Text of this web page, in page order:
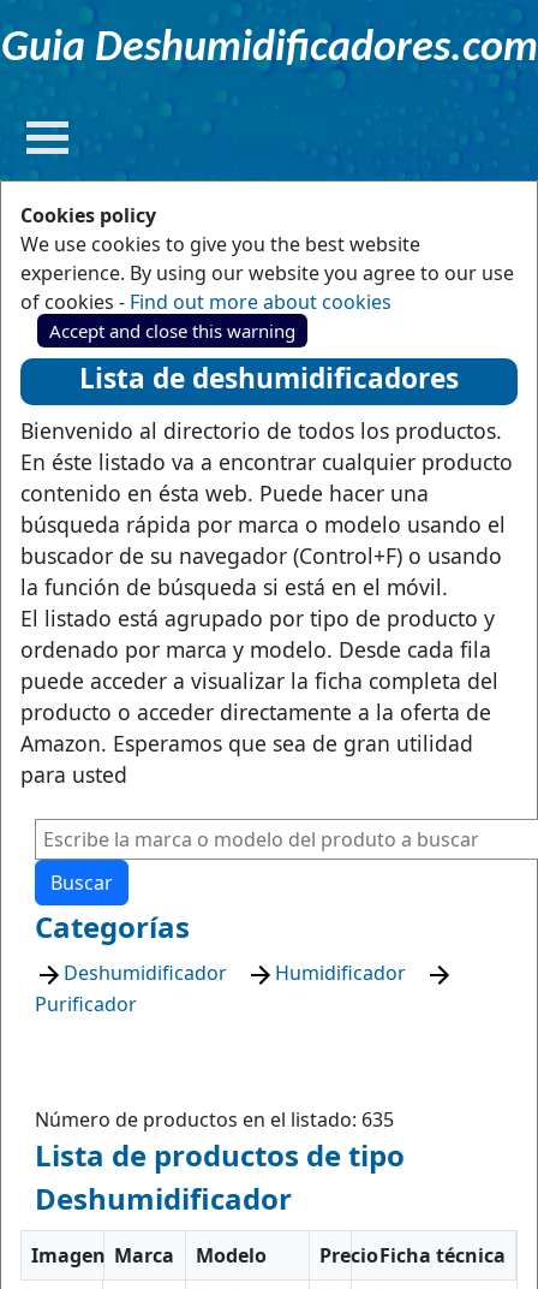
Guia Deshumidificadores.com
Cookies policy
We use cookies to give you the best website
experience. By using our website you agree to our use
of cookies - Find out more about cookies
Accept and close this warning
Lista de deshumidificadores
Bienvenido al directorio de todos los productos.
En éste listado va a encontrar cualquier producto
contenido en ésta web. Puede hacer una
búsqueda rápida por marca o modelo usando el
buscador de su navegador (Control+F) o usando
la función de búsqueda si está en el móvil.
El listado está agrupado por tipo de producto y
ordenado por marca y modelo. Desde cada fila
puede acceder a visualizar la ficha completa del
producto o acceder directamente a la oferta de
Amazon. Esperamos que sea de gran utilidad
para usted
Buscar
Categorías
Deshumidificador
Humidificador
Purificador
Número de productos en el listado: 635
Lista de productos de tipo
Deshumidificador
Imagen Marca Modelo PrecioFicha técnica